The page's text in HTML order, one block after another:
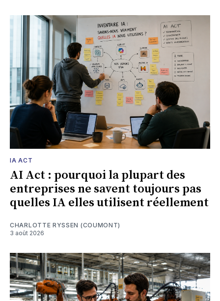
IA ACT
AI Act : pourquoi la plupart des
entreprises ne savent toujours pas
quelles IA elles utilisent réellement
CHARLOTTE RYSSEN (COUMONT)
3 août 2026